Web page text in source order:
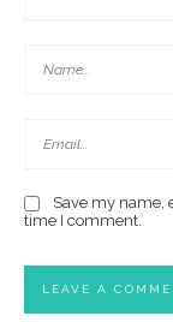
Save my name,
time I comment.